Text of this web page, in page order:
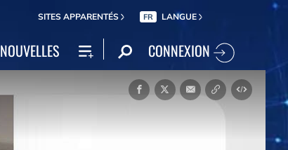
SITES APPARENTÉS FR LANGUE
NOUVELLES CONNEXION